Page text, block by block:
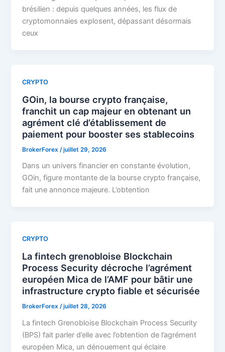
brésilien : depuis quelques années, les flux de
cryptomonnaies explosent, dépassant désormais
ceux
CRYPTO
GOin, la bourse crypto française,
franchit un cap majeur en obtenant un
agrément clé d’établissement de
paiement pour booster ses stablecoins
BrokerForex /juillet 29, 2026
Dans un univers financier en constante évolution,
GOin, figure montante de la bourse crypto française,
fait une annonce majeure. L’obtention
CRYPTO
La fintech grenobloise Blockchain
Process Security décroche l’agrément
européen Mica de l’AMF pour bâtir une
infrastructure crypto fiable et sécurisée
BrokerForex/juillet 28, 2026
La fintech Grenobloise Blockchain Process Security
(BPS) fait parler d’elle avec l’obtention de l’agrément
européen Mica, un dénouement qui éclaire